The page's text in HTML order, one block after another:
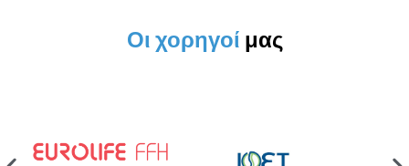
Οι χορηγοί μας